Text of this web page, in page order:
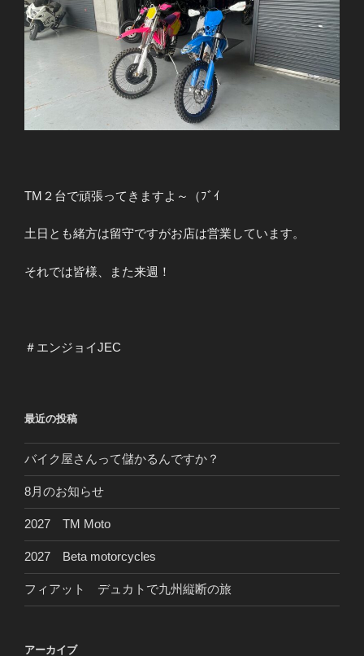
TM２台で頑張ってきますよ～（ﾌﾞｲ
土日とも緒方は留守ですがお店は営業しています。
それでは皆様、また来週！
＃エンジョイJEC
最近の投稿
バイク屋さんって儲かるんですか？
8月のお知らせ
2027 TM Moto
2027 Beta motorcycles
フィアット デュカトで九州縦断の旅
アーカイブ